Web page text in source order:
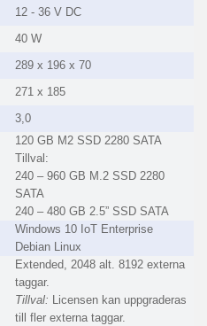
12 - 36 V DC
40 W
289 x 196 x 70
271 x 185
3,0
120 GB M2 SSD 2280 SATA
Tillval:
240 – 960 GB M.2 SSD 2280
SATA
240 – 480 GB 2.5” SSD SATA
Windows 10 IoT Enterprise
Debian Linux
Extended, 2048 alt. 8192 externa
taggar.
Tillval: Licensen kan uppgraderas
till fler externa taggar.